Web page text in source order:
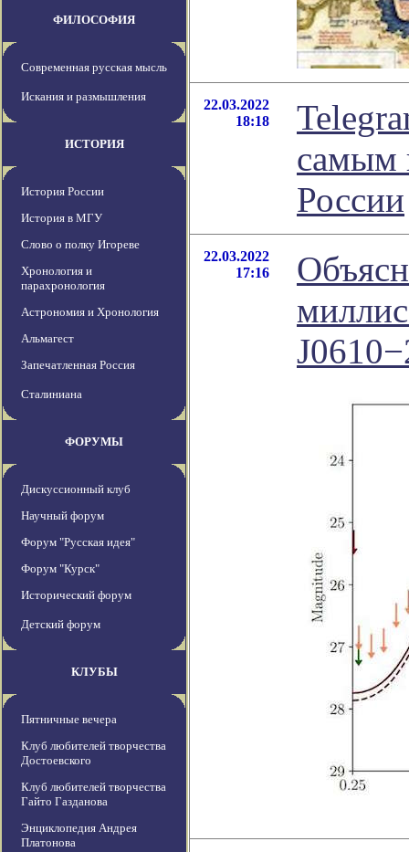
ФИЛОСОФИЯ
Современная русская мысль
Искания и размышления
ИСТОРИЯ
История России
История в МГУ
Слово о полку Игореве
Хронология и
парахронология
Астрономия и Хронология
Альмагест
Запечатленная Россия
Сталиниана
ФОРУМЫ
Дискуссионный клуб
Научный форум
Форум "Русская идея"
Форум "Курск"
Исторический форум
Детский форум
КЛУБЫ
Пятничные вечера
Клуб любителей творчества
Достоевского
Клуб любителей творчества
Гайто Газданова
Энциклопедия Андрея
Платонова
22.03.2022
18:18
самым
России
22.03.2022
17:16